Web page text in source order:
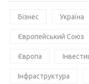
Бізнес Україна
Європейський Союз
Європа
Інфраструктура